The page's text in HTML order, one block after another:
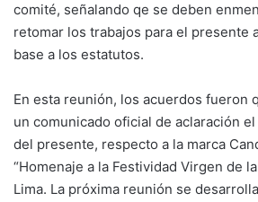
comité, señalando qe se deben
retomar los trabajos para el presente
base a los estatutos.
En esta reunión, los acuerdos fueron
un comunicado oficial de aclaración
del presente, respecto a la marca
“Homenaje a la Festividad Virgen de
Lima. La próxima reunión se